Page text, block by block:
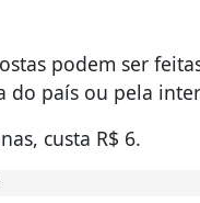
podem ser
do país ou pela
custa R$ 6.